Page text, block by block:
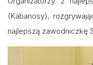
(Kabanosy),
najlepszą zawodniczkę